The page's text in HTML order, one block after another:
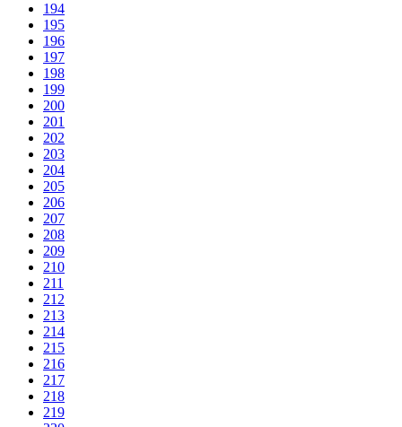
194
195
196
197
198
199
200
201
202
203
204
205
206
207
208
209
210
211
212
213
214
215
216
217
218
219